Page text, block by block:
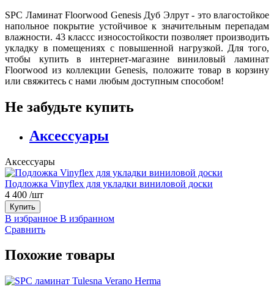
SPC Ламинат Floorwood Genesis Дуб Элрут - это влагостойкое
напольное покрытие устойчивое к значительным перепадам
влажности. 43 классс износостойкости позволяет производить
укладку в помещениях с повышенной нагрузкой. Для того,
чтобы купить в интернет-магазине виниловый ламинат
Floorwood из коллекции Genesis, положите товар в корзину
или свяжитесь с нами любым доступным способом!
Не забудьте купить
Аксессуары
Аксессуары
Подложка Vinyflex для укладки виниловой доски
4 400 /шт
Купить
В избранное В избранном
Сравнить
Похожие товары